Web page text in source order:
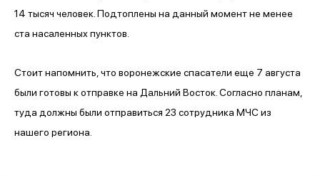
14 тысяч человек. Подтоплены на данный момент не менее
ста насаленных пунктов.
Стоит напомнить, что воронежские спасатели еще 7 августа
были готовы к отправке на Дальний Восток. Согласно планам,
туда должны были отправиться 23 сотрудника МЧС из
нашего региона.